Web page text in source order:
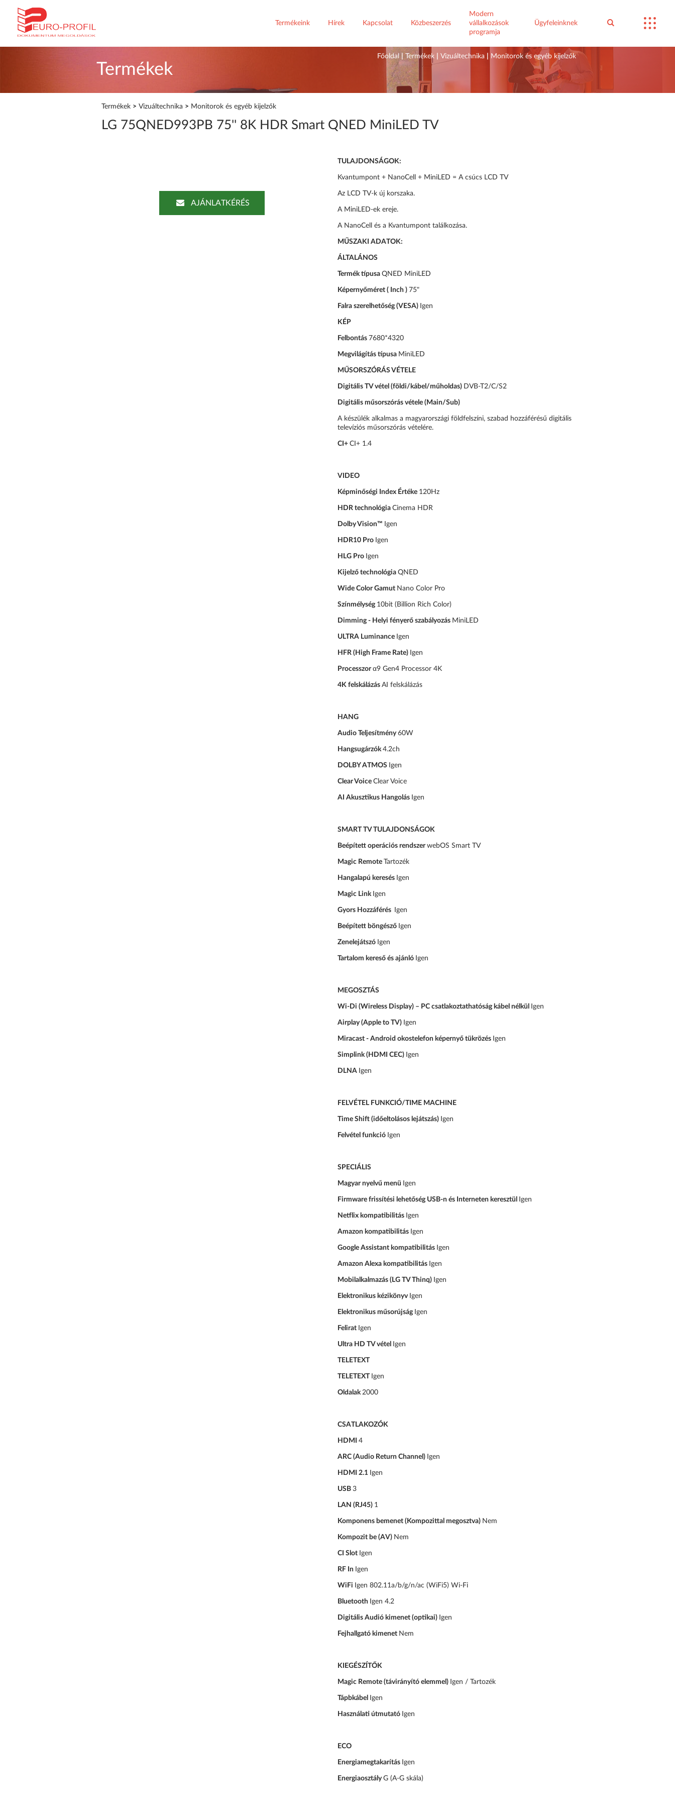
Termékeink Hírek Kapcsolat Közbeszerzés
Modern
vállalkozások
programja
Ügyfeleinknek
Termékek
Főoldal Termékek Vizuáltechnika Monitorok és egyéb kijelzők
Termékek > Vizuáltechnika > Monitorok és egyéb kijelzők
LG 75QNED993PB 75'' 8K HDR Smart QNED MiniLED TV
AJÁNLATKÉRÉS
TULAJDONSÁGOK:
Kvantumpont + NanoCell + MiniLED = A csúcs LCD TV
Az LCD TV-k új korszaka.
A MiniLED-ek ereje.
A NanoCell és a Kvantumpont találkozása.
MŰSZAKI ADATOK:
ÁLTALÁNOS
Termék típusa QNED MiniLED
Képernyőméret ( Inch ) 75"
Falra szerelhetőség (VESA) Igen
KÉP
Felbontás 7680*4320
Megvilágítás típusa MiniLED
MŰSORSZÓRÁS VÉTELE
Digitális TV vétel (földi/kábel/műholdas) DVB-T2/C/S2
Digitális műsorszórás vétele (Main/Sub)
A készülék alkalmas a magyarországi földfelszíni, szabad hozzáférésű digitális
televíziós műsorszórás vételére.
CI+ CI+ 1.4
VIDEO
Képminőségi Index Értéke 120Hz
HDR technológia Cinema HDR
Dolby Vision™ Igen
HDR10 Pro Igen
HLG Pro Igen
Kijelző technológia QNED
Wide Color Gamut Nano Color Pro
Színmélység 10bit (Billion Rich Color)
Dimming - Helyi fényerő szabályozás MiniLED
ULTRA Luminance Igen
HFR (High Frame Rate) Igen
Processzorα9 Gen4 Processor 4K
4K felskálázás AI felskálázás
HANG
Audio Teljesítmény 60W
Hangsugárzók 4.2ch
DOLBY ATMOS Igen
Clear Voice Clear Voice
AI Akusztikus Hangolás Igen
SMART TV TULAJDONSÁGOK
Beépített operációs rendszerwebOS Smart TV
Magic Remote Tartozék
Hangalapú keresés Igen
Magic Link Igen
Gyors Hozzáférés Igen
Beépített böngésző Igen
Zenelejátszó Igen
Tartalom kereső és ajánló Igen
MEGOSZTÁS
Wi-Di (Wireless Display) – PC csatlakoztathatóság kábel nélkül Igen
Airplay (Apple to TV) Igen
Miracast - Android okostelefon képernyő tükrözés Igen
Simplink (HDMI CEC) Igen
DLNA Igen
FELVÉTEL FUNKCIÓ/TIME MACHINE
Time Shift (időeltolásos lejátszás) Igen
Felvétel funkció Igen
SPECIÁLIS
Magyar nyelvű menü Igen
Firmware frissítési lehetőség USB-n és Interneten keresztül Igen
Netflix kompatibilitás Igen
Amazon kompatibilitás Igen
Google Assistant kompatibilitás Igen
Amazon Alexa kompatibilitás Igen
Mobilalkalmazás (LG TV Thinq) Igen
Elektronikus kézikönyv Igen
Elektronikus műsorújság Igen
Felirat Igen
Ultra HD TV vétel Igen
TELETEXT
TELETEXT Igen
Oldalak 2000
CSATLAKOZÓK
HDMI 4
ARC (Audio Return Channel) Igen
HDMI 2.1 Igen
USB 3
LAN (RJ45) 1
Komponens bemenet (Kompozittal megosztva) Nem
Kompozit be (AV) Nem
CI Slot Igen
RF In Igen
WiFi Igen 802.11a/b/g/n/ac (WiFi5) Wi-Fi
Bluetooth Igen 4.2
Digitális Audió kimenet (optikai) Igen
Fejhallgató kimenet Nem
KIEGÉSZÍTŐK
Magic Remote (távirányító elemmel) Igen / Tartozék
Tápbkábel Igen
Használati útmutató Igen
ECO
Energiamegtakarítás Igen
Energiaosztály G (A-G skála)